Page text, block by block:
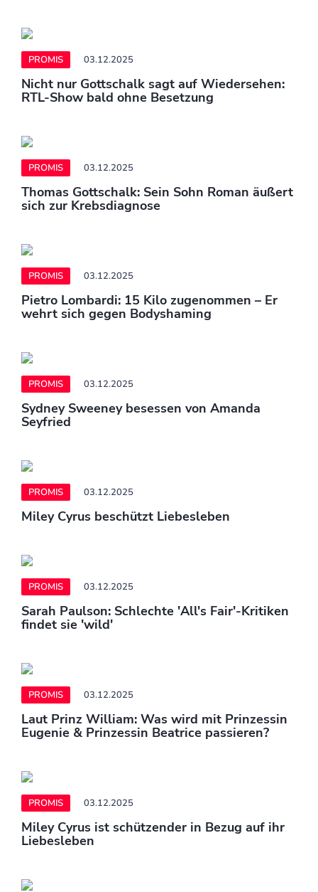
PROMIS 03.12.2025
Nicht nur Gottschalk sagt auf Wiedersehen:
RTL-Show bald ohne Besetzung
PROMIS 03.12.2025
Thomas Gottschalk: Sein Sohn Roman äußert
sich zur Krebsdiagnose
PROMIS 03.12.2025
Pietro Lombardi: 15 Kilo zugenommen – Er
wehrt sich gegen Bodyshaming
PROMIS 03.12.2025
Sydney Sweeney besessen von Amanda
Seyfried
PROMIS 03.12.2025
Miley Cyrus beschützt Liebesleben
PROMIS 03.12.2025
Sarah Paulson: Schlechte 'All's Fair'-Kritiken
findet sie 'wild'
PROMIS 03.12.2025
Laut Prinz William: Was wird mit Prinzessin
Eugenie & Prinzessin Beatrice passieren?
PROMIS 03.12.2025
Miley Cyrus ist schützender in Bezug auf ihr
Liebesleben